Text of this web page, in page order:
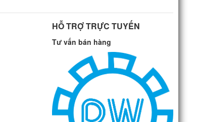
HỖ TRỢ TRỰC TUYẾN
Tư vấn bán hàng